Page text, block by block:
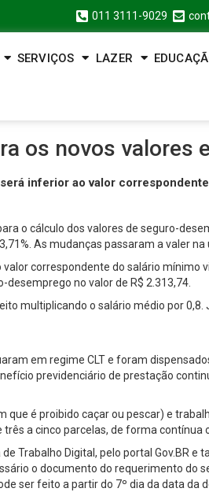
011 3111-9029
SERVIÇOS LAZER
os novos
inferior ao valor
o cálculo dos valores de seguro-
As mudanças passaram a valer
correspondente do salário mínimo
no valor de R$ 2.313,74.
multiplicando o salário médio por
em regime CLT e foram
previdenciário de prestação
que é proibido caçar ou pescar) e
a cinco parcelas, de forma
Trabalho Digital, pelo portal Gov.BR
o documento do requerimento
ser feito a partir do 7º dia da data da